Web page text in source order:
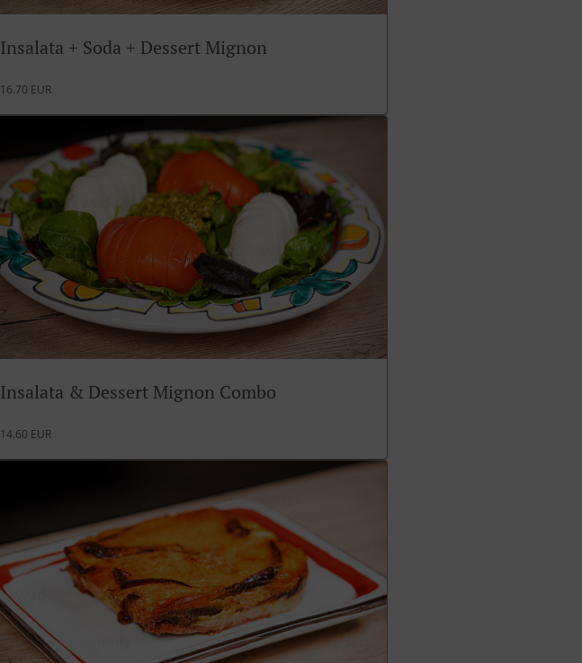
Insalata + Soda + Dessert Mignon
16.70 EUR
Insalata & Dessert Mignon Combo
14.60 EUR